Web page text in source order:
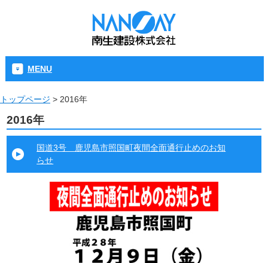
MENU
トップページ > 2016年
2016年
国道3号 鹿児島市照国町夜間全面通行止めのお知
らせ